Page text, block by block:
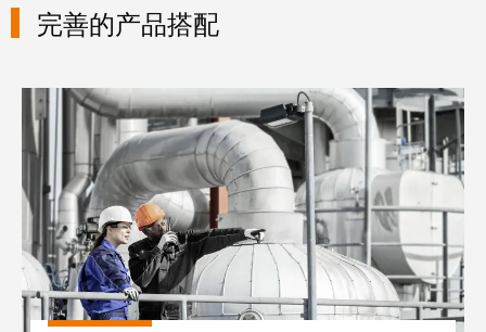
完善的产品搭配
Klippon Engineering